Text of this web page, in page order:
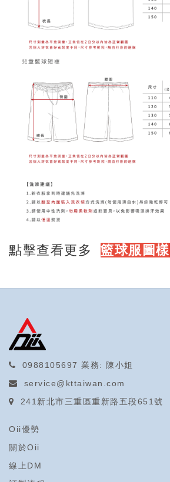
點擊查看更多 籃球服圖樣
點擊查看更多籃球服圖樣
0988105697 業務: 陳小姐
service@kttaiwan.com
241新北市三重區重新路五段651號
Oii優勢
關於Oii
線上DM